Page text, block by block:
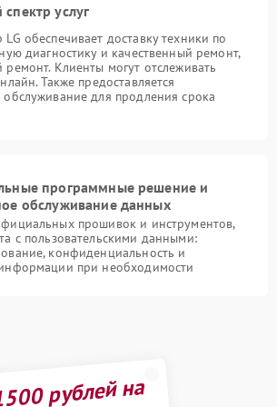
услуг
обеспечивает доставку техники по
диагностику и качественный ремонт,
Клиенты могут отслеживать
Также предоставляется
обслуживание для продления срока
программные решение и
обслуживание данных
прошивок и инструментов,
с пользовательскими данными:
конфиденциальность и
при необходимости